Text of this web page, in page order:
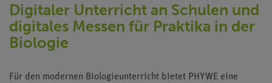
Digitaler Unterricht an Schulen und
digitales Messen für Praktika in der
Biologie
Für den modernen Biologieunterricht bietet PHYWE eine